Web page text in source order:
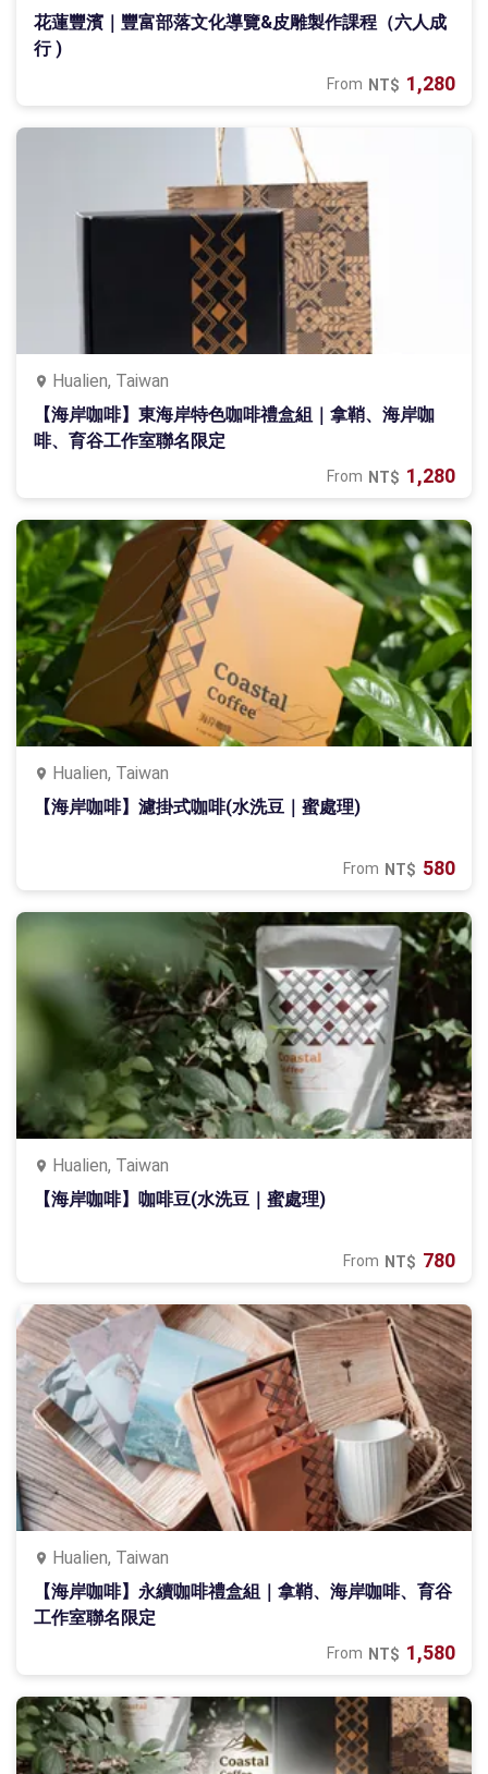
花蓮豐濱｜豐富部落文化導覽&皮雕製作課程（六人成
行 )
From NT$ 1,280
Hualien, Taiwan
【海岸咖啡】東海岸特色咖啡禮盒組｜拿鞘、海岸咖
啡、育谷工作室聯名限定
From NT$ 1,280
Hualien, Taiwan
【海岸咖啡】濾掛式咖啡(水洗豆｜蜜處理)
From NT$ 580
Hualien, Taiwan
【海岸咖啡】咖啡豆(水洗豆｜蜜處理)
From NT$ 780
Hualien, Taiwan
【海岸咖啡】永續咖啡禮盒組｜拿鞘、海岸咖啡、育谷
工作室聯名限定
From NT$ 1,580